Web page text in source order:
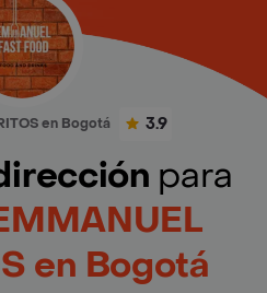
en Bogotá 3.9
para
en Bogotá